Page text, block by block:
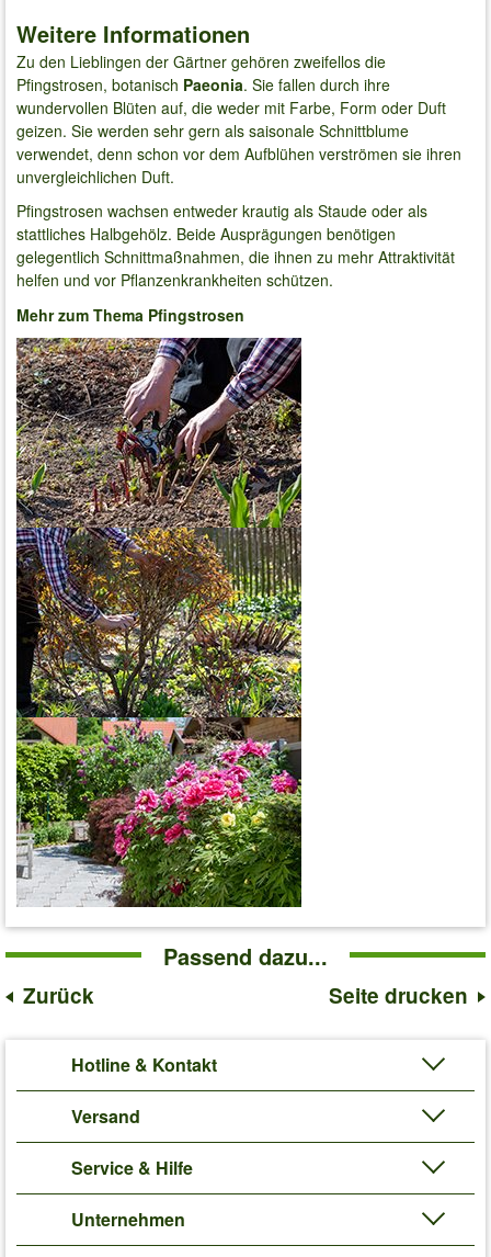
Weitere Informationen
Zu den Lieblingen der Gärtner gehören zweifellos die
Pfingstrosen, botanisch Paeonia. Sie fallen durch ihre
wundervollen Blüten auf, die weder mit Farbe, Form oder Duft
geizen. Sie werden sehr gern als saisonale Schnittblume
verwendet, denn schon vor dem Aufblühen verströmen sie ihren
unvergleichlichen Duft.
Pfingstrosen wachsen entweder krautig als Staude oder als
stattliches Halbgehölz. Beide Ausprägungen benötigen
gelegentlich Schnittmaßnahmen, die ihnen zu mehr Attraktivität
helfen und vor Pflanzenkrankheiten schützen.
Mehr zum Thema Pfingstrosen
Passend dazu...
Zurück Seite drucken
Hotline & Kontakt
Versand
Service & Hilfe
Unternehmen